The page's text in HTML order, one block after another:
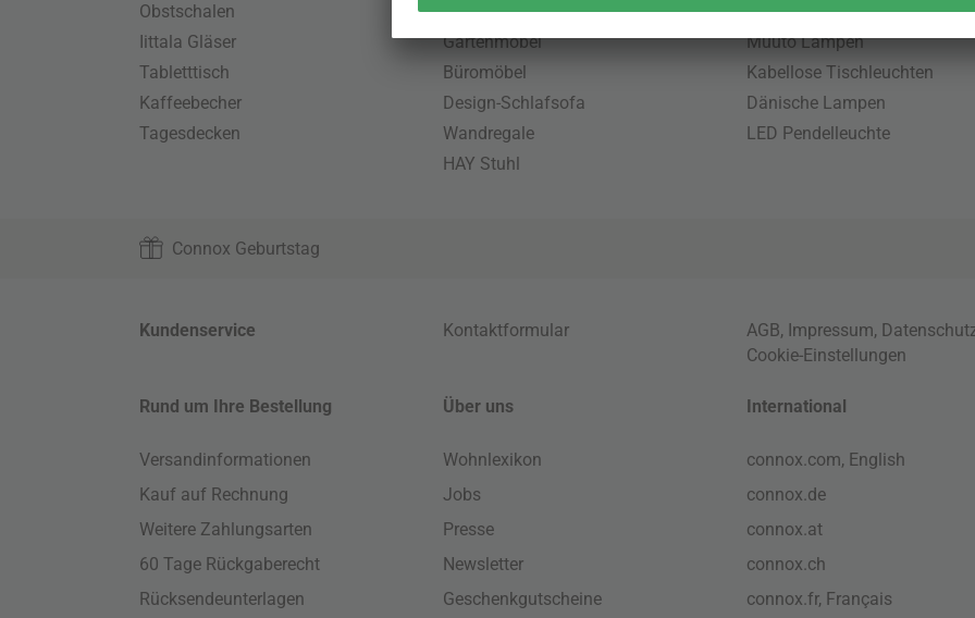
Obstschalen
Iittala Gläser
Tabletttisch
Kaffeebecher
Tagesdecken
Skandinavische Möbel
Gartenmöbel
Büromöbel
Design-Schlafsofa
Wandregale
HAY Stuhl
Pendellampe für Außen
Muuto Lampen
Kabellose Tischleuchten
Dänische Lampen
LED Pendelleuchte
Connox Geburtstag
Kundenservice Kontaktformular AGB, Impressum,
Cookie-Einstellungen
Rund um Ihre Bestellung
Versandinformationen
Kauf auf Rechnung
Weitere Zahlungsarten
60 Tage Rückgaberecht
Rücksendeunterlagen
Über uns
Wohnlexikon
Jobs
Presse
Newsletter
Geschenkgutscheine
International
connox.com, English
connox.de
connox.at
connox.ch
connox.fr, Français